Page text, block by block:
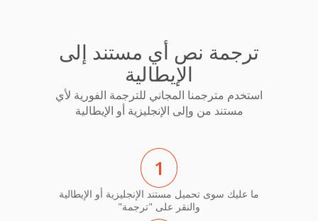
ترجمة نص أي مستند إلى
الإيطالية
استخدم مترجمنا المجاني للترجمة الفورية لأي
مستند من وإلى الإنجليزية أو الإيطالية
1
ما عليك سوى تحميل مستند الإنجليزية أو الإيطالية
والنقر على "ترجمة"